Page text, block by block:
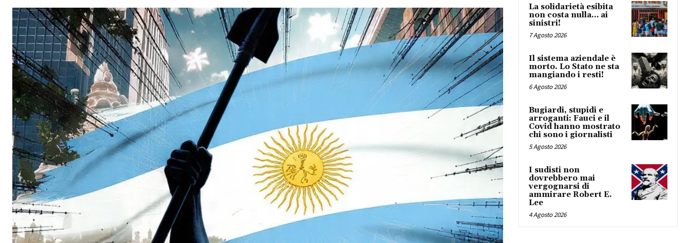
La solidarietà esibita
non costa nulla… ai
sinistri!
7 Agosto 2026
Il sistema aziendale è
morto. Lo Stato ne sta
mangiando i resti!
6 Agosto 2026
Bugiardi, stupidi e
arroganti: Fauci e il
Covid hanno mostrato
chi sono i giornalisti
5 Agosto 2026
I sudisti non
dovrebbero mai
vergognarsi di
ammirare Robert E.
Lee
4 Agosto 2026